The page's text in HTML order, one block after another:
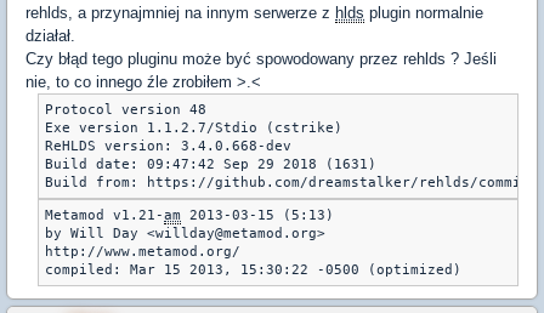
rehlds, a przynajmniej na innym serwerze z hlds plugin normalnie
działał.
Czy błąd tego pluginu może być spowodowany przez rehlds ? Jeśli
nie, to co innego źle zrobiłem >.<
Protocol version 48
Exe version 1.1.2.7/Stdio (cstrike)
ReHLDS version: 3.4.0.668-dev
Build date: 09:47:42 Sep 29 2018 (1631)
Metamod v1.21-am 2013-03-15 (5:13)
by Will Day <willday@metamod.org>
http://www.metamod.org/
compiled: Mar 15 2013, 15:30:22 -0500 (optimized)